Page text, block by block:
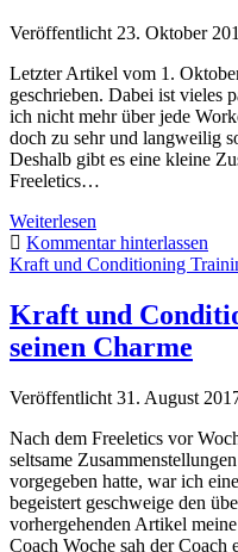
Veröffentlicht 23. Oktober
Letzter Artikel vom 1.
geschrieben. Dabei ist vieles
ich nicht mehr über jede
doch zu sehr und langweilig
Deshalb gibt es eine kleine
Freeletics…
Weiterlesen
vorbei
und
bin
wieder
da!
Kommentar hinterlassen
Kraft und Conditioning
Kraft und
seinen Charme
Veröffentlicht 31. August
Nach dem Freeletics vor
seltsame
vorgegeben hatte, war ich
begeistert geschweige den
vorhergehenden Artikel
Coach Woche sah der